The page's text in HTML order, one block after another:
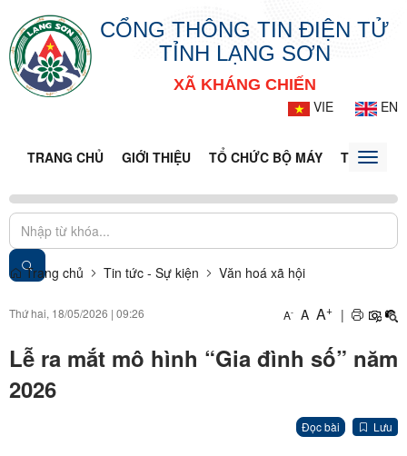
CỔNG THÔNG TIN ĐIỆN TỬ
TỈNH LẠNG SƠN
XÃ KHÁNG CHIẾN
VIE
EN
TRANG CHỦ GIỚI THIỆU TỔ CHỨC BỘ MÁY TIN TỨC -
Toggle
Trang chủ Tin tức - Sự kiện Văn hoá xã hội
Thứ hai, 18/05/2026 | 09:26 A- A A+ |
Lễ ra mắt mô hình “Gia đình số” năm
2026
Đọc bài Lưu